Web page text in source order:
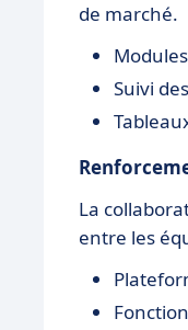
de marché.
Suivi
La
entre les